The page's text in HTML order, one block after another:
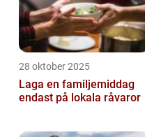
28 oktober 2025
Laga en familjemiddag
endast på lokala råvaror